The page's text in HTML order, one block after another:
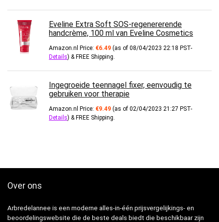
Eveline Extra Soft SOS-regenererende
handcrème, 100 ml van Eveline Cosmetics
Amazon.nl Price: €6.49 (as of 08/04/2023 22:18 PST-
Details) &FREE Shipping.
Ingegroeide teennagel fixer, eenvoudig te
gebruiken voor therapie
Amazon.nl Price: €9.49 (as of 02/04/2023 21:27 PST-
Details) &FREE Shipping.
Over ons
Arbredelannee is een moderne alles-in-één prijsvergelijkings- en
beoordelingswebsite die de beste deals biedt die beschikbaar zijn